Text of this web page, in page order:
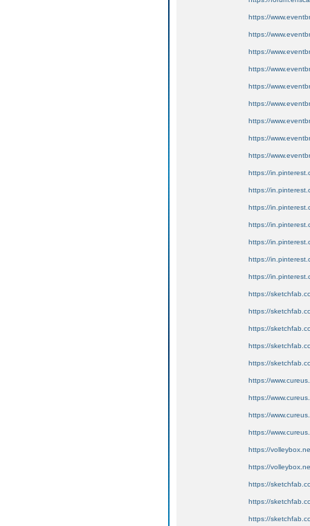
https://
https://
https://
https://
https://
https://
https://
https://
https://
https://
https://
https://
https://
https://
https://
https://
https://
https://
https://
https://
https://
https://
https://
https://
https://
https://
https://
https://
https://
https://